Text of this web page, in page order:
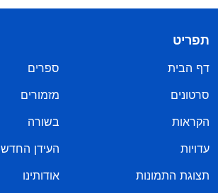
תפריט
דף הבית
ספרים
סרטונים
מזמורים
הקראות
בשורה
עדויות
העידן החדש
תצוגת התמונות
אודותינו